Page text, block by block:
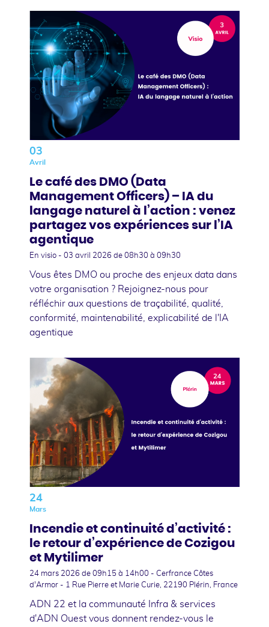
03
Avril
Le café des DMO (Data
Management Officers) – IA du
langage naturel à l’action : venez
partagez vos expériences sur l’IA
agentique
En visio - 03 avril 2026 de 08h30 à 09h30
Vous êtes DMO ou proche des enjeux data dans
votre organisation ? Rejoignez-nous pour
réfléchir aux questions de traçabilité, qualité,
conformité, maintenabilité, explicabilité de l'IA
agentique
24
Mars
Incendie et continuité d’activité :
le retour d’expérience de Cozigou
et Mytilimer
24 mars 2026 de 09h15 à 14h00 - Cerfrance Côtes
d'Armor - 1 Rue Pierre et Marie Curie, 22190 Plérin, France
ADN 22 et la communauté Infra & services
d'ADN Ouest vous donnent rendez-vous le